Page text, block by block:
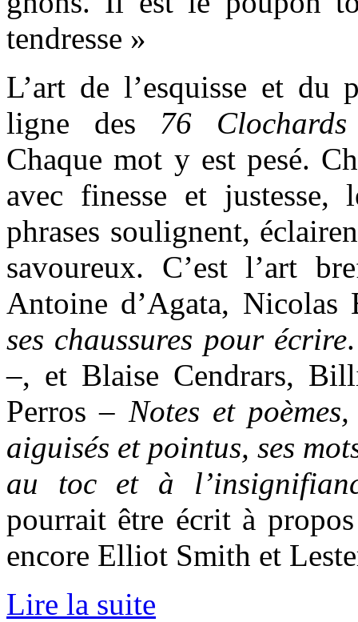
tendresse »
L’art de l’esquisse et du
ligne des 76
Chaque mot y est pesé.
avec finesse et justesse,
phrases soulignent,
savoureux. C’est l’art
Antoine d’Agata,
ses chaussures pour écrire
–, et Blaise Cendrars,
Perros – Notes et
aiguisés et pointus, ses
au toc et à
pourrait être écrit à
encore Elliot Smith et
Lire la suite